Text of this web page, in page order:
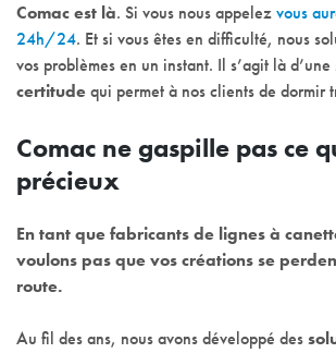
Comac est là. Si vous nous appelezvous
24h/24. Et si vous êtes en difficulté, nous
vos problèmes en un instant. Il s’agit là d’une
certitudequi permet à nos clients de dormir
Comac ne gaspille pas ce
précieux
En tant que fabricants de lignes à
voulons pas que vos créations se
route.
Au fil des ans, nous avons développé des